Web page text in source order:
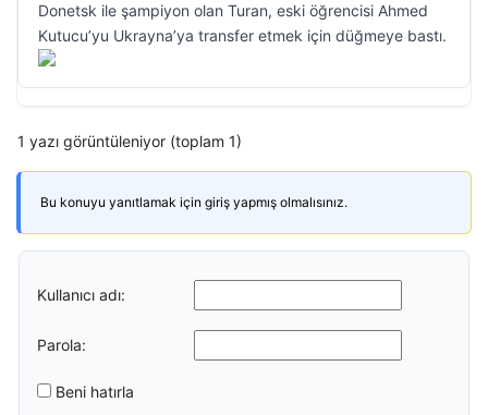
Donetsk ile şampiyon olan Turan, eski öğrencisi Ahmed
Kutucu’yu Ukrayna’ya transfer etmek için düğmeye bastı.
1 yazı görüntüleniyor (toplam 1)
Bu konuyu yanıtlamak için giriş yapmış olmalısınız.
Kullanıcı adı:
Parola:
Beni hatırla